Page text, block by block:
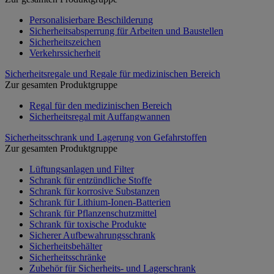
Personalisierbare Beschilderung
Sicherheitsabsperrung für Arbeiten und Baustellen
Sicherheitszeichen
Verkehrssicherheit
Sicherheitsregale und Regale für medizinischen Bereich
Zur gesamten Produktgruppe
Regal für den medizinischen Bereich
Sicherheitsregal mit Auffangwannen
Sicherheitsschrank und Lagerung von Gefahrstoffen
Zur gesamten Produktgruppe
Lüftungsanlagen und Filter
Schrank für entzündliche Stoffe
Schrank für korrosive Substanzen
Schrank für Lithium-Ionen-Batterien
Schrank für Pflanzenschutzmittel
Schrank für toxische Produkte
Sicherer Aufbewahrungsschrank
Sicherheitsbehälter
Sicherheitsschränke
Zubehör für Sicherheits- und Lagerschrank